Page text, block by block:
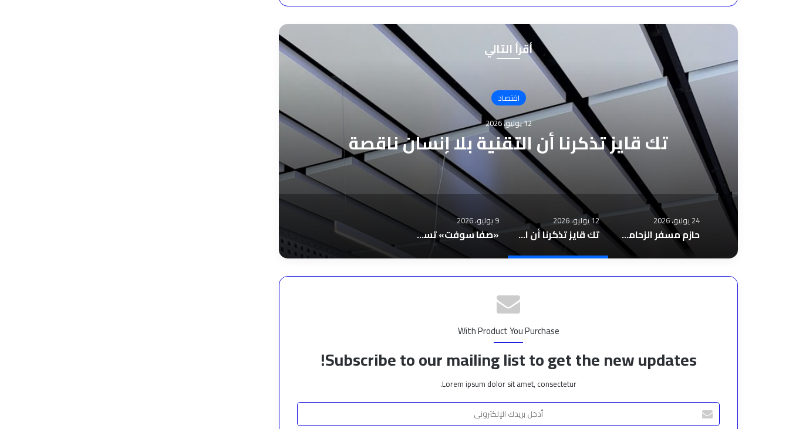
أقرأ التالي
اقتصاد
12 يوليو، 2026
تك قايز تذكرنا أن التقنية بلا إنسان ناقصة
24 يوليو، 2026
حازم مسفر الزحامي يعيد تعريف المحتوى العقاري.. لا أرقام فقط.. بيوت تحكي
12 يوليو، 2026
تك قايز تذكرنا أن التقنية بلا إنسان ناقصة
9 يوليو، 2026
«صفا سوفت» تستعرض مستقبل التحول الرقمي في قطاع السفر والسياحة خلال منتداها التقني السنوي
With Product You Purchase
Subscribe to our mailing list to get the new updates!
Lorem ipsum dolor sit amet, consectetur.
أدخل
بريدك